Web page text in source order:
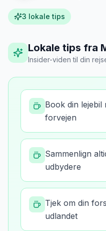
3 lokale tips
Lokale tips fra
Insider-viden til din
Book din lejebil
forvejen
Sammenlign
udbydere
Tjek om din
udlandet